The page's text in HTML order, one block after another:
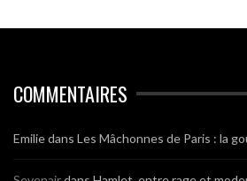
COMMENTAIRES
Emiliedans Les Mâchonnes de Paris : la